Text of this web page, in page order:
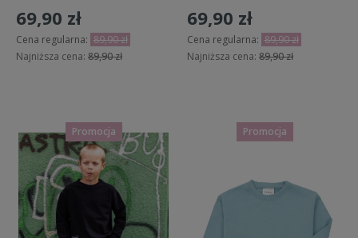
69,90 zł
Cena regularna: 89,90 zł
Najniższa cena: 89,90 zł
69,90 zł
Cena regularna: 89,90 zł
Najniższa cena: 89,90 zł
Promocja Promocja